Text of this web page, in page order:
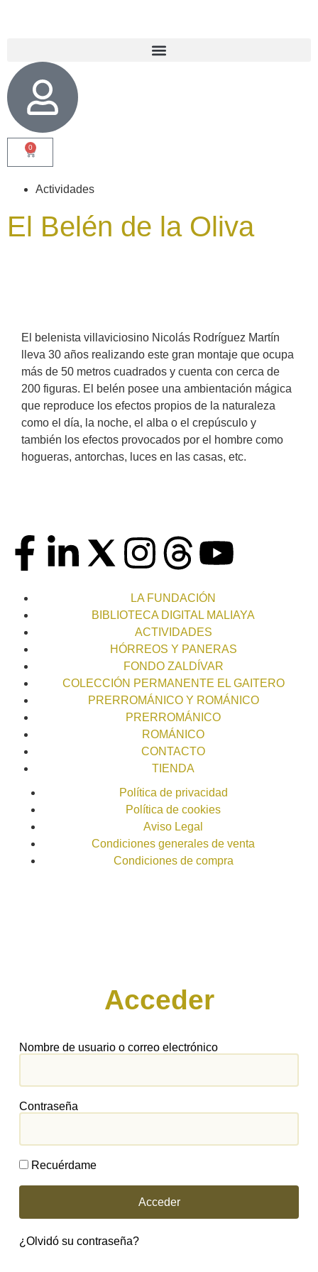
0
Actividades
El Belén de la Oliva
El belenista villaviciosino Nicolás Rodríguez Martín
lleva 30 años realizando este gran montaje que ocupa
más de 50 metros cuadrados y cuenta con cerca de
200 figuras. El belén posee una ambientación mágica
que reproduce los efectos propios de la naturaleza
como el día, la noche, el alba o el crepúsculo y
también los efectos provocados por el hombre como
hogueras, antorchas, luces en las casas, etc.
LA FUNDACIÓN
BIBLIOTECA DIGITAL MALIAYA
ACTIVIDADES
HÓRREOS Y PANERAS
FONDO ZALDÍVAR
COLECCIÓN PERMANENTE EL GAITERO
PRERROMÁNICO Y ROMÁNICO
PRERROMÁNICO
ROMÁNICO
CONTACTO
TIENDA
Política de privacidad
Política de cookies
Aviso Legal
Condiciones generales de venta
Condiciones de compra
Acceder
Nombre de usuario o correo electrónico
Contraseña
Recuérdame
Acceder
¿Olvidó su contraseña?